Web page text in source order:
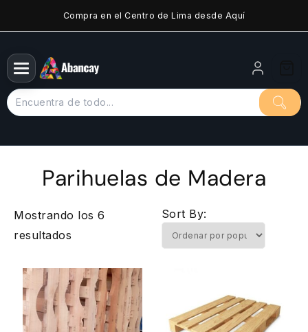
Compra en el Centro de Lima desde Aquí
Parihuelas de Madera
Mostrando los 6
resultados
popularidad
Sort By: